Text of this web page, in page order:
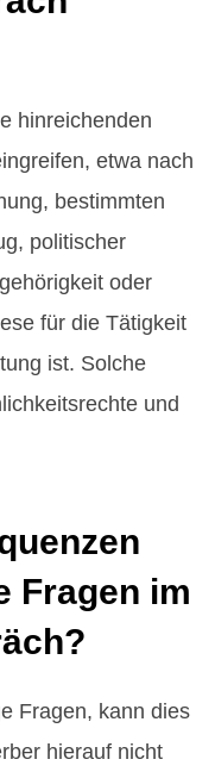
hinreichenden
etwa nach
bestimmten
politischer
oder
für die Tätigkeit
ist. Solche
und
Fragen im
Fragen, kann dies
hierauf nicht